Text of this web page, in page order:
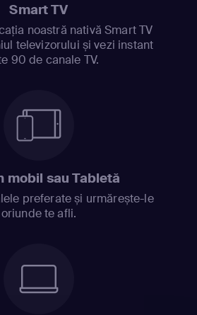
Smart TV
noastră nativă Smart TV
televizorului și vezi instant
90 de canale TV.
mobil sau Tabletă
preferate și urmărește-le
oriunde te afli.